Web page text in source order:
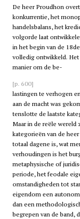
De heer Proudhon
konkurrentie, het
handelsbalans, het
volgorde laat
in het begin van de
volledig ontwikkeld. Het
manier om de be-
[p. 600]
lastingen te verhogen
aan de macht was
tenslotte de laatste
Maar in de reële wereld
kategorieën van de
totaal dagene is, wat
verhoudingen is het
metaphysische of
periode, het feodale
omstandigheden tot
eigendom een
dan een
begrepen van de band,